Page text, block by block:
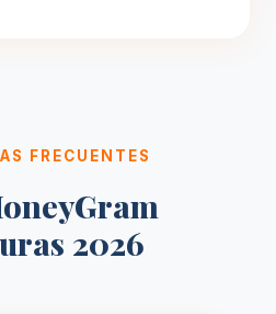
FRECUENTES
2026